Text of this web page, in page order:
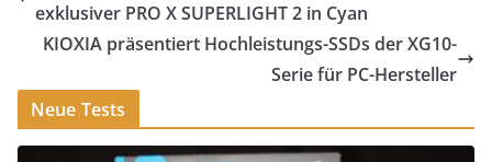
exklusiver PRO X SUPERLIGHT 2 in Cyan
KIOXIA präsentiert Hochleistungs-SSDs der XG10-
Serie für PC-Hersteller
Neue Tests